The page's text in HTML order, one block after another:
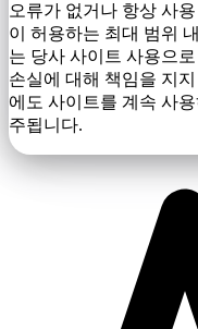
오류가 없거나 항상 사
이 허용하는 최대 범위
는 당사 사이트 사용으
손실에 대해 책임을 지
에도 사이트를 계속 사
주됩니다.